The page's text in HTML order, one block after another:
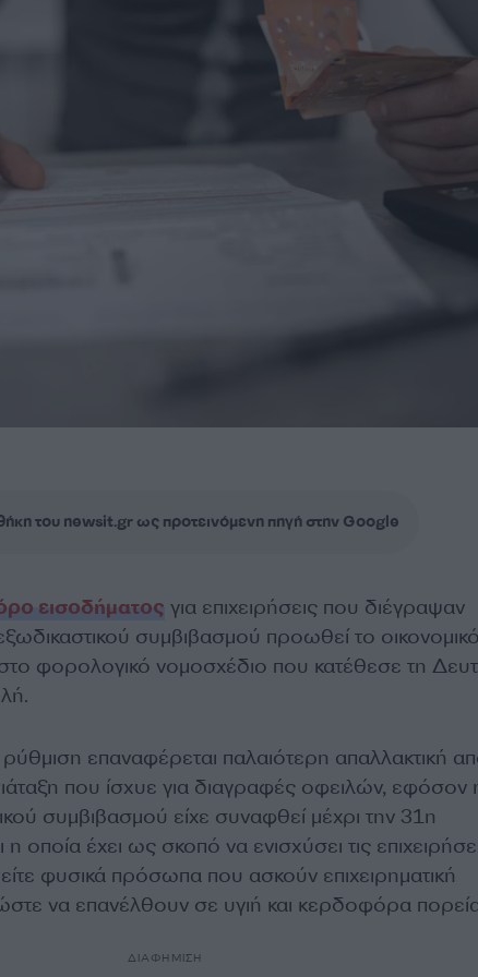
του newsit.gr ως προτεινόμενη πηγή στην Google
εισοδήματος για επιχειρήσεις που διέγραψαν
συμβιβασμού προωθεί το οικονομικό
στο φορολογικό νομοσχέδιο που κατέθεσε τη
επαναφέρεται παλαιότερη απαλλακτική
που ίσχυε για διαγραφές οφειλών, εφόσον
συμβιβασμού είχε συναφθεί μέχρι την 31η
οποία έχει ως σκοπό να ενισχύσει τις
φυσικά πρόσωπα που ασκούν επιχειρηματική
να επανέλθουν σε υγιή και κερδοφόρα
ΔΙΑΦΗΜΙΣΗ